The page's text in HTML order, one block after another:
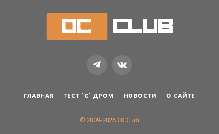
TelegramVKontakte
ГЛАВНАЯ ТЕСТ `О` ДРОМ НОВОСТИ О САЙТЕ
© 2009-2026 OCClub